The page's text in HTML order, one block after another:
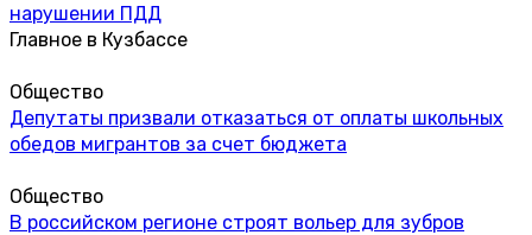
нарушении ПДД
Главное в Кузбассе
Общество
Депутаты призвали отказаться от оплаты школьных
обедов мигрантов за счет бюджета
Общество
В российском регионе строят вольер для зубров